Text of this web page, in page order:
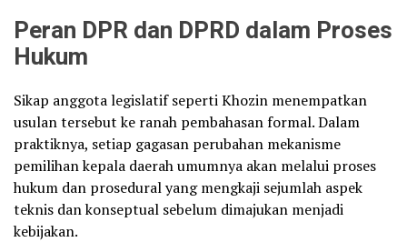
Peran DPR dan DPRD dalam Proses
Hukum
Sikap anggota legislatif seperti Khozin menempatkan
usulan tersebut ke ranah pembahasan formal. Dalam
praktiknya, setiap gagasan perubahan mekanisme
pemilihan kepala daerah umumnya akan melalui proses
hukum dan prosedural yang mengkaji sejumlah aspek
teknis dan konseptual sebelum dimajukan menjadi
kebijakan.